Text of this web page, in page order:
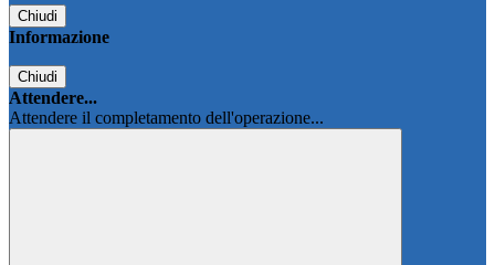
Chiudi
Informazione
Chiudi
Attendere...
Attendere il completamento dell'operazione...